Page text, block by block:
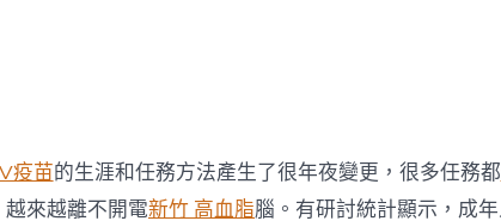
疫苗的生涯和任務方法產生了很年夜變更，很多任務都
來越離不開電新竹 高血脂腦。有研討統計顯示，成